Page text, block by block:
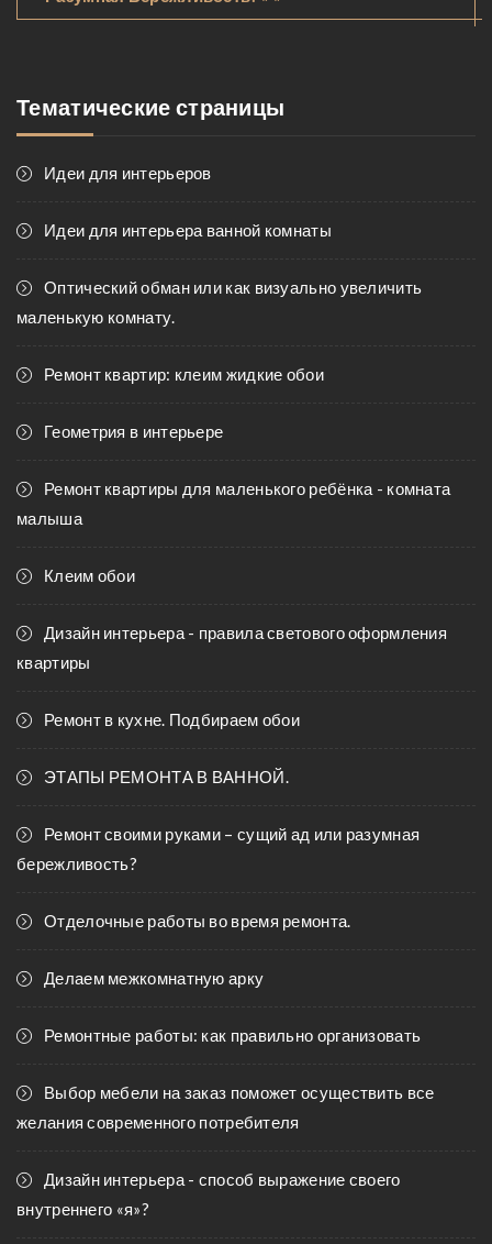
Тематические страницы
Идеи для интерьеров
Идеи для интерьера ванной комнаты
Оптический обман или как визуально увеличить
маленькую комнату.
Ремонт квартир: клеим жидкие обои
Геометрия в интерьере
Ремонт квартиры для маленького ребёнка - комната
малыша
Клеим обои
Дизайн интерьера - правила светового оформления
квартиры
Ремонт в кухне. Подбираем обои
ЭТАПЫ РЕМОНТА В ВАННОЙ.
Ремонт своими руками – сущий ад или разумная
бережливость?
Отделочные работы во время ремонта.
Делаем межкомнатную арку
Ремонтные работы: как правильно организовать
Выбор мебели на заказ поможет осуществить все
желания современного потребителя
Дизайн интерьера - способ выражение своего
внутреннего «я»?